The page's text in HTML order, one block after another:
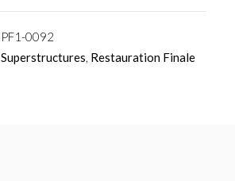
PF1-0092
Superstructures, Restauration Finale